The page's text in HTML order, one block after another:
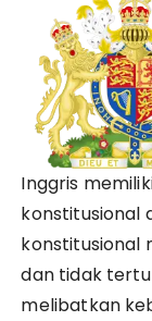
Inggris
konstitusional
konstitusional
dan tidak
melibatkan